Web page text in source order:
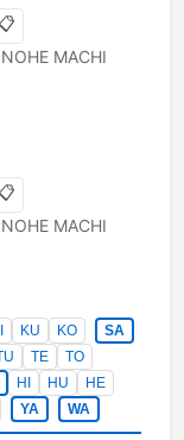
MACHI
MACHI
KU KO
SA
TE
TO
HI HU
HE
YA WA